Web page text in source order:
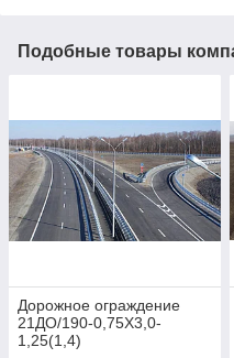
Подобные товары
Дорожное ограждение
21ДО/190-0,75Х3,0-
1,25(1,4)